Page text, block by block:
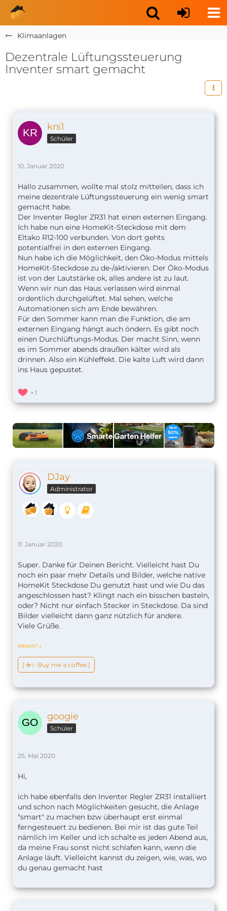
Klimaanlagen
Dezentrale Lüftungssteuerung
Inventer smart gemacht
krs1
Schüler
10. Januar 2020
Hallo zusammen, wollte mal stolz mitteilen, dass ich
meine dezentrale Lüftungssteuerung ein wenig smart
gemacht habe.
Der Inventer Regler ZR31 hat einen externen Eingang.
Ich habe nun eine HomeKit-Steckdose mit dem
Eltako R12-100 verbunden. Von dort gehts
potentialfrei in den externen Eingang.
Nun habe ich die Möglichkeit, den Öko-Modus mittels
HomeKit-Steckdose zu de-/aktivieren. Der Öko-Modus
ist von der Lautstärke ok, alles andere ist zu laut.
Wenn wir nun das Haus verlassen wird einmal
ordentlich durchgelüftet. Mal sehen, welche
Automationen sich am Ende bewähren.
Für den Sommer kann man die Funktion, die am
externen Eingang hängt auch öndern. Es gibt noch
einen Durchlüftungs-Modus. Der macht Sinn, wenn
es im Sommer abends draußen kälter wird als
drinnen. Also ein Kühleffekt. Die kalte Luft wird dann
ins Haus gepustet.
1
DJay
Administrator
11. Januar 2020
Super. Danke für Deinen Bericht. Vielleicht hast Du
noch ein paar mehr Details und Bilder, welche native
HomeKit Steckdose Du genutzt hast und wie Du das
angeschlossen hast? Klingt nach ein bisschen basteln,
oder? Nicht nur einfach Stecker in Steckdose. Da sind
Bilder vielleicht dann ganz nützlich für andere.
Viele Grüße.
Hilfreich? ↆ
[ ☕️✨ Buy me a coffee ]
googie
Schüler
25. Mai 2020
Hi,
ich habe ebenfalls den Inventer Regler ZR31 installiert
und schon nach Möglichkeiten gesucht, die Anlage
"smart" zu machen bzw überhaupt erst einmal
ferngesteuert zu bedienen. Bei mir ist das gute Teil
nämlich im Keller und ich schalte es jeden Abend aus,
da meine Frau sonst nicht schlafen kann, wenn die
Anlage läuft. Vielleicht kannst du zeigen, wie, was, wo
du genau gemacht hast